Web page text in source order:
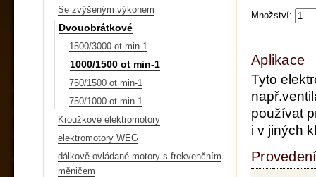
Se zvýšeným výkonem
Dvouobrátkové
1500/3000 ot min-1
1000/1500 ot min-1
750/1500 ot min-1
750/1000 ot min-1
Kroužkové elektromotory
elektromotory WEG
dálkově ovládané motory s frekvenčním
měničem
Množství:
Aplikace
Tyto
používat
i v jiných